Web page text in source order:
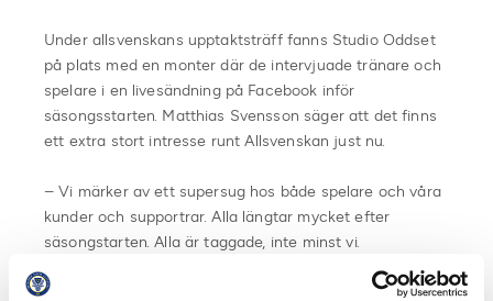
Under allsvenskans upptaktsträff fanns Studio Oddset
på plats med en monter där de intervjuade tränare och
spelare i en livesändning på Facebook inför
säsongsstarten. Matthias Svensson säger att det finns
ett extra stort intresse runt Allsvenskan just nu.
– Vi märker av ett supersug hos både spelare och våra
kunder och supportrar. Alla längtar mycket efter
säsongstarten. Alla är taggade, inte minst vi.
Allsvenskan under säsongen, efter att vår provperiod är